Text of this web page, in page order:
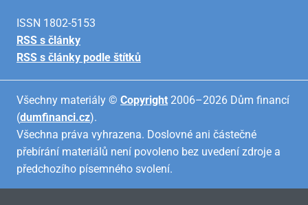
ISSN 1802-5153
RSS s články
RSS s články podle štítků
Všechny materiály © Copyright 2006–2026 Dům financí
(dumfinanci.cz).
Všechna práva vyhrazena. Doslovné ani částečné
přebírání materiálů není povoleno bez uvedení zdroje a
předchozího písemného svolení.